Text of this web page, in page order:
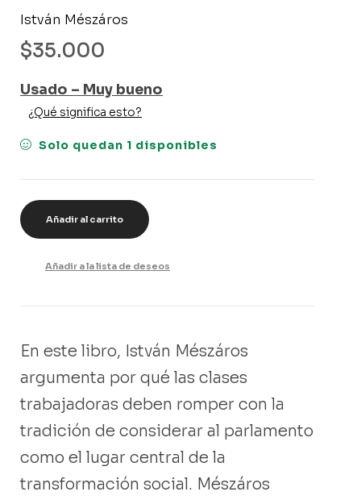
István Mészáros
$35.000
Usado – Muy bueno
¿Qué significa esto?
Solo quedan 1 disponibles
Añadir al carrito
Añadir a la lista de deseos
En este libro, István Mészáros
argumenta por qué las clases
trabajadoras deben romper con la
tradición de considerar al parlamento
como el lugar central de la
transformación social. Mészáros